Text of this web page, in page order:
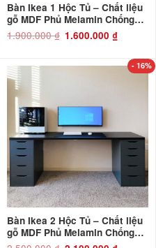
Bàn Ikea 1 Hộc Tủ – Chất liệu
gỗ MDF Phủ Melamin Chống
Thấm và Chống Xước
1.900.000₫ Giá
gốc
1.600.000₫Giá
hiện
1.600.000 ₫.
- 16%
Bàn Ikea 2 Hộc Tủ – Chất liệu
gỗ MDF Phủ Melamin Chống
Thấm và Chống Xước